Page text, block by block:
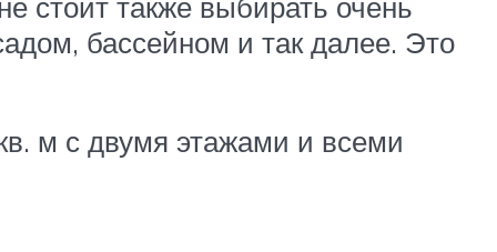
бассейном и так далее. Это
м с двумя этажами и всеми